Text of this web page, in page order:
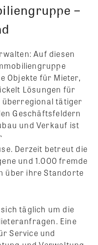
–
Auf diesen
Objekte für Mieter,
Lösungen für
tätiger
Geschäftsfeldern
und Verkauf ist
Derzeit betreut die
und 1.000 fremde
über ihre Standorte
täglich um die
Eine
Service und